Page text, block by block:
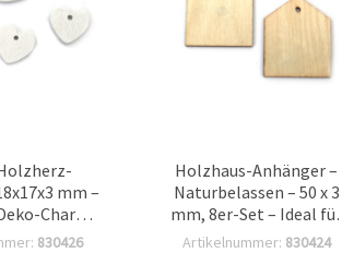
mm –
Charms
830426
Holzhaus-Anhänger –
Naturbelassen – 50 x 3
mm, 8er-Set – Ideal für
DIY Basteln, Home-Deko,
Artikelnummer: 830424